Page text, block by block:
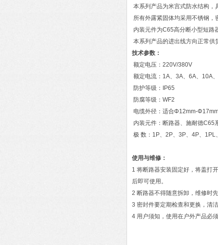
本系列产品为米宫式防水结构，
所有外露紧固体均采用不锈钢
内装元件为C65高分断小型短路
本系列产品的进出线方向正常供
技术参数：
额定电压：220V/380V
额定电流：1A、3A、6A、10A
防护等级：IP65
防腐等级：WF2
电缆外径：适合Φ12mm-
内装元件：断路器、施耐德C65
极 数：1P、2P、3P、4P、1PL
使用与维修：
1 将断路器安装固定好，将盖打
后即可使用。
2 断路器不得随意拆卸，维修时
3 密封件要定期检查和更换，清
4 用户须知，使用在户外产品必